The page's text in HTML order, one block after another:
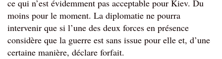
ce qui n’est évidemment pas acceptable pour Kiev. Du
moins pour le moment. La diplomatie ne pourra
intervenir que si l’une des deux forces en présence
considère que la guerre est sans issue pour elle et, d’une
certaine manière, déclare forfait.